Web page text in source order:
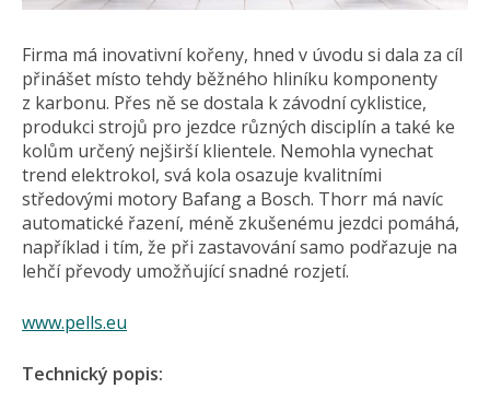
Firma má inovativní kořeny, hned v úvodu si dala za cíl
přinášet místo tehdy běžného hliníku komponenty
z karbonu. Přes ně se dostala k závodní cyklistice,
produkci strojů pro jezdce různých disciplín a také ke
kolům určený nejširší klientele. Nemohla vynechat
trend elektrokol, svá kola osazuje kvalitními
středovými motory Bafang a Bosch. Thorr má navíc
automatické řazení, méně zkušenému jezdci pomáhá,
například i tím, že při zastavování samo podřazuje na
lehčí převody umožňující snadné rozjetí.
www.pells.eu
Technický popis: